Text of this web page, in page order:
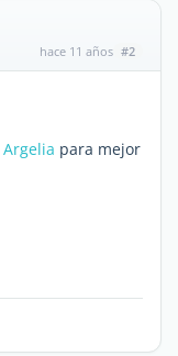
hace 11 años #2
Argelia para mejor